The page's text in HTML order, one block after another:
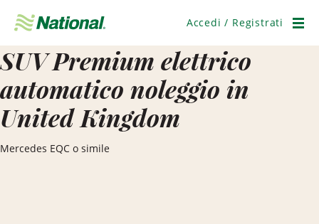
navigazione
Accedi / Registrati
SUV Premium elettrico
automatico noleggio in
United Kingdom
Mercedes EQC o simile